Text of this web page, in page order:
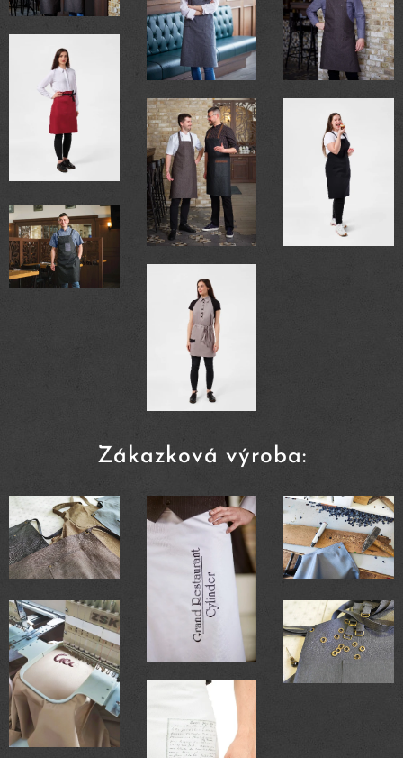
Zákazková výroba: